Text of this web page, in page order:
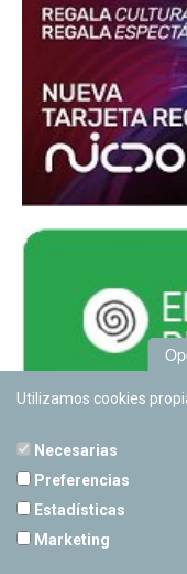
Utilizamos cookies
Necesarias
Preferencias
Estadísticas
Marketing